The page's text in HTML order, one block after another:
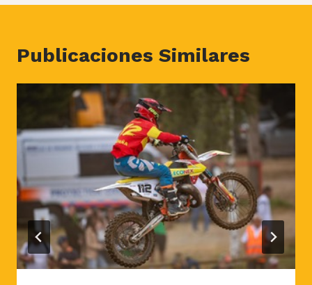
Publicaciones Similares